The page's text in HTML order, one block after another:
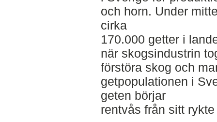
och horn. Under
cirka
170.000 getter i
när skogsindustrin
förstöra skog och
getpopulationen i
geten börjar
rentvås från sitt rykte